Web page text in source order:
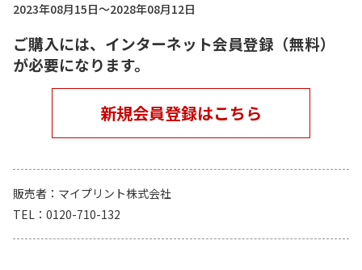
2023年08月15日～2028年08月12日
ご購入には、インターネット会員登録（無料）
が必要になります。
新規会員登録はこちら
販売者
マイプリント株式会社
TEL
0120-710-132